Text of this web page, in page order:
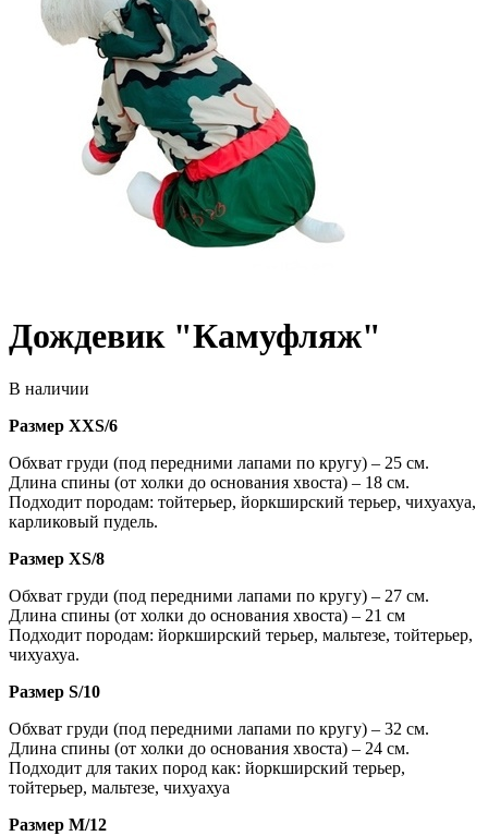
Дождевик "Камуфляж"
В наличии
Размер XXS/6
Обхват груди (под передними лапами по кругу) – 25 см.
Длина спины (от холки до основания хвоста) – 18 см.
Подходит породам: тойтерьер, йоркширский терьер, чихуахуа,
карликовый пудель.
Размер XS/8
Обхват груди (под передними лапами по кругу) – 27 см.
Длина спины (от холки до основания хвоста) – 21 см
Подходит породам: йоркширский терьер, мальтезе, тойтерьер,
чихуахуа.
Размер S/10
Обхват груди (под передними лапами по кругу) – 32 см.
Длина спины (от холки до основания хвоста) – 24 см.
Подходит для таких пород как: йоркширский терьер,
тойтерьер, мальтезе, чихуахуа
Размер M/12